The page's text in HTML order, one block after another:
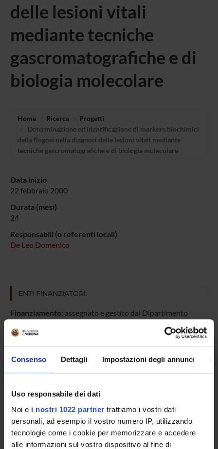
Consenso Dettagli Impostazioni degli annunci
Uso responsabile dei dati
Noi e i nostri 1022 partner trattiamo i vostri dati
personali, ad esempio il vostro numero IP, utilizzando
tecnologie come i cookie per memorizzare e accedere
alle informazioni sul vostro dispositivo al fine di
delle lesioni vitali
mediante tecniche
gascromatografiche e di
biologia molecolare
Home Ricerca
Progetti
Determinazione ed identificazione di markers biochimici
della flogosi nella diagnosi delle lesioni vitali mediante
tecniche gascromatografiche e di biologia molecolare
Data inizio
22 febbraio 2000
Durata (mesi)
24
Responsabili (o referenti locali)
De Leo Domenico
ENTI FINANZIATORI:
Finanziamento: assegnato e gestito dal Dipartimento
PARTECIPANTI AL PROGETTO
Domenico De Leo
Stefania Turrina
Professore associato